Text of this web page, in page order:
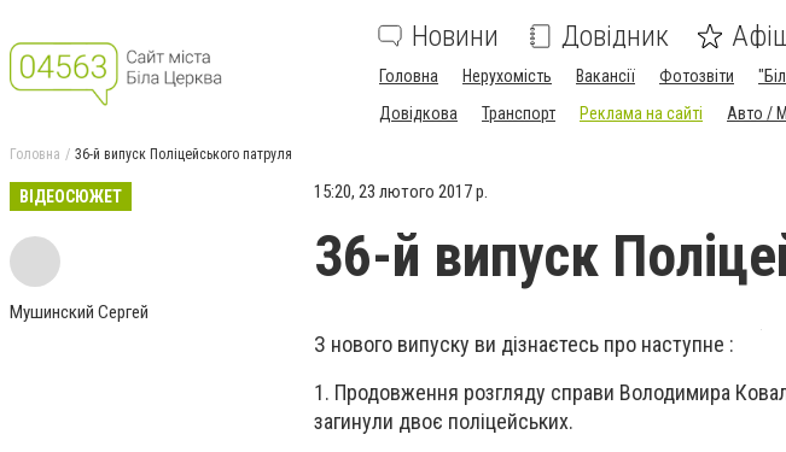
Новини Довідник
Головна Нерухомість Вакансії Фотозвіти
Довідкова
Транспорт Реклама на сайті Авто /
Головна 36-й випуск Поліцейського патруля
ВІДЕОСЮЖЕТ
Мушинский Сергей
15:20, 23 лютого 2017 р.
36-й випуск
З нового випуску ви дізнаєтесь про наступне :
1. Продовження розгляду справи Володимира
загинули двоє поліцейських.